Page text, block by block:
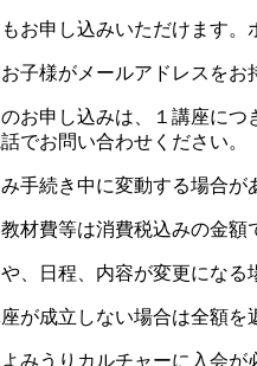
お申し込みいただけます。
子様がメールアドレスをお
お申し込みは、１講座につ
でお問い合わせください。
手続き中に変動する場合が
材費等は消費税込みの金額
、日程、内容が変更になる
が成立しない場合は全額を
みうりカルチャーに入会が